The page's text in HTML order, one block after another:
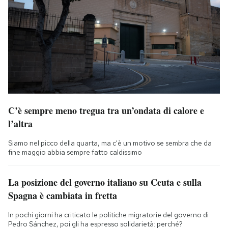
C’è sempre meno tregua tra un’ondata di calore e
l’altra
Siamo nel picco della quarta, ma c'è un motivo se sembra che da
fine maggio abbia sempre fatto caldissimo
La posizione del governo italiano su Ceuta e sulla
Spagna è cambiata in fretta
In pochi giorni ha criticato le politiche migratorie del governo di
Pedro Sánchez, poi gli ha espresso solidarietà: perché?